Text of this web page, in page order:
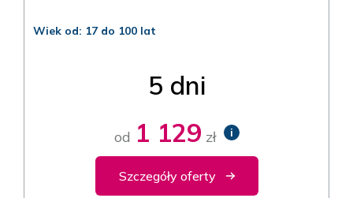
Wiek od: 17 do 100 lat
5 dni
od 1 129 zł i
Szczegóły oferty